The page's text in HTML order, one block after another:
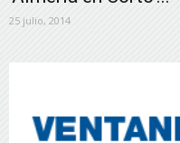
25 julio, 2014